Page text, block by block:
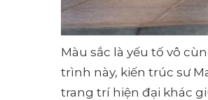
Màu sắc là yếu tố vô
trình này, kiến trúc sư
trang trí hiện đại khác